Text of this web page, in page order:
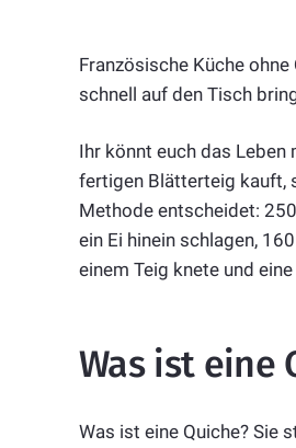
Französische Küche
schnell auf den Tisch
Ihr könnt euch das Leben
fertigen Blätterteig kauft,
Methode entscheidet:
ein Ei hinein schlagen,
einem Teig knete und
Was ist eine
Was ist eine Quiche? Sie